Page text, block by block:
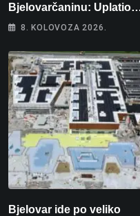
Bjelovarčaninu: Uplatio
samo 4 eura, a osvojio
8. KOLOVOZA 2026.
Bjelovar ide po veliko